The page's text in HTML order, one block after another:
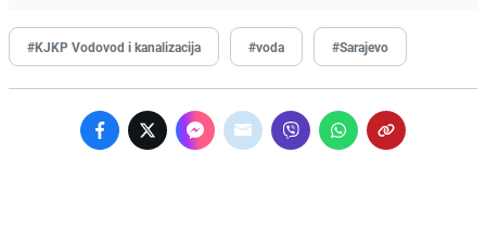
#KJKP Vodovod i kanalizacija #voda #Sarajevo